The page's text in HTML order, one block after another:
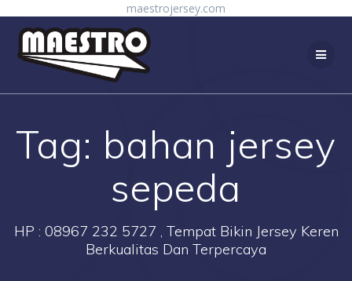
maestrojersey.com
Tag: bahan jersey
sepeda
HP : 08967 232 5727 , Tempat Bikin Jersey Keren
Berkualitas Dan Terpercaya